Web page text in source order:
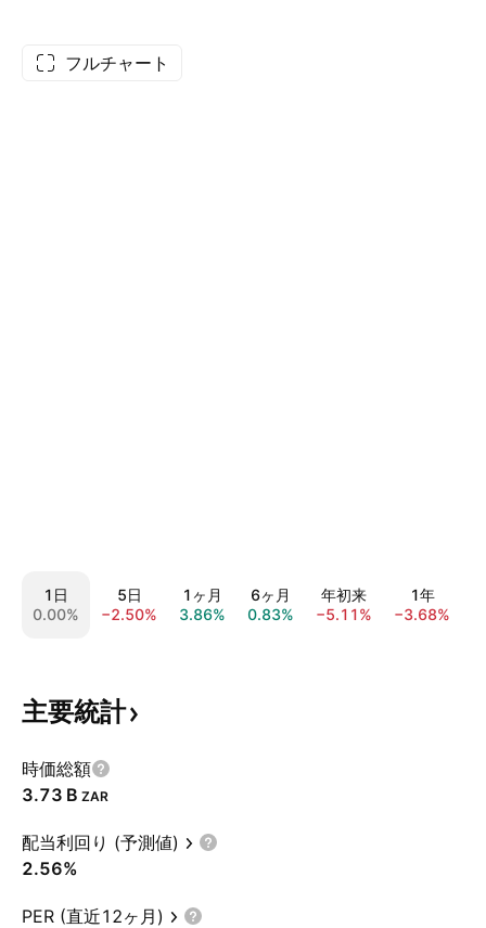
フルチャート
1日
0.00%
5日
−2.50%
1ヶ月
3.86%
6ヶ月
0.83%
年初来
−5.11%
1年
−3.68%
主要統計
時価総額
‪3.73 B‬ ZAR
配当利回り (予測値)
2.56%
PER (直近12ヶ月)